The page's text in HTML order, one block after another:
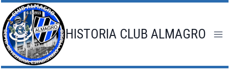
Saltar
al
contenido
HISTORIA CLUB ALMAGRO